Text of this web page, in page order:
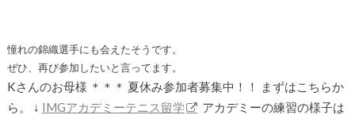
憧れの錦織選手にも会えたそうです。
ぜひ、再び参加したいと言ってます。
Kさんのお母様 ＊＊＊ 夏休み参加者募集中！！ まずはこちらか
ら。 ↓ IMGアカデミーテニス留学
アカデミーの練習の様子は